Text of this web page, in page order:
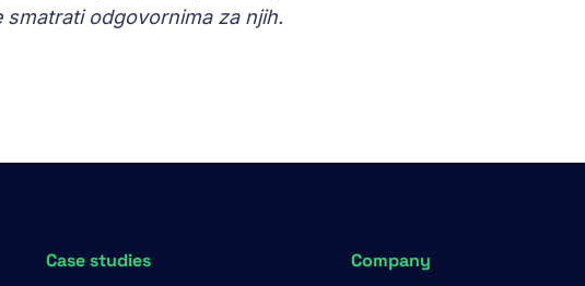
odgovornima za njih.
Case studies Company